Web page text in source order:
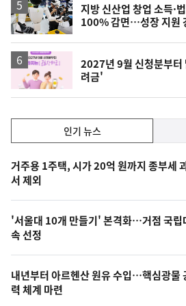
지방 신산업 창업 소득·
100% 감면…성장 지원
2027년 9월 신청분부터
려금'
기,
최
신,
오
늘
의
영
상
인기 뉴스
기
뉴
스
거주용 1주택, 시가 20억 원까지 종부세
서 제외
'서울대 10개 만들기' 본격화…거점 국립
속 선정
내년부터 아르헨산 원유 수입…핵심광물
력 체계 마련